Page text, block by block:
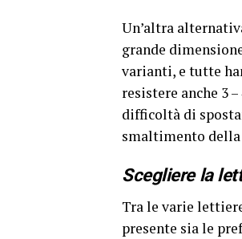
Un’altra
grande
varianti, e tutte
resistere anche 3
difficoltà di
smaltimento
Scegliere la
Tra le varie
presente sia le